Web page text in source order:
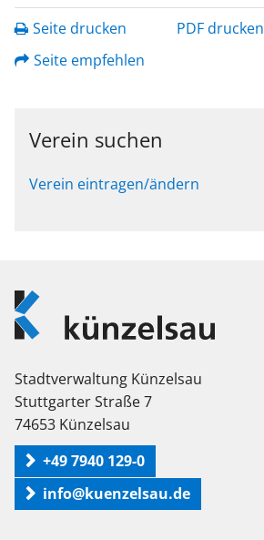
Seite drucken
PDF drucken
Seite empfehlen
Verein suchen
Verein eintragen/ändern
Logo
Künzelsau
Stadtverwaltung Künzelsau
Stuttgarter Straße 7
74653 Künzelsau
+49 7940 129-0
info@kuenzelsau.de